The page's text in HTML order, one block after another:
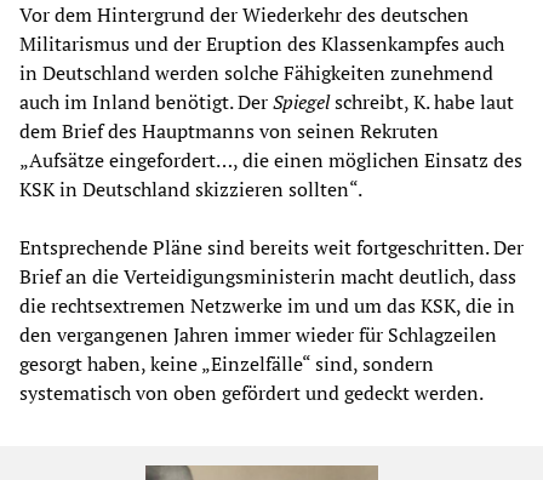
Vor dem Hintergrund der Wiederkehr des deutschen
Militarismus und der Eruption des Klassenkampfes auch
in Deutschland werden solche Fähigkeiten zunehmend
auch im Inland benötigt. DerSpiegelschreibt, K. habe laut
dem Brief des Hauptmanns von seinen Rekruten
„Aufsätze eingefordert…, die einen möglichen Einsatz des
KSK in Deutschland skizzieren sollten“.
Entsprechende Pläne sind bereits weit fortgeschritten. Der
Brief an die Verteidigungsministerin macht deutlich, dass
die rechtsextremen Netzwerke im und um das KSK, die in
den vergangenen Jahren immer wieder für Schlagzeilen
gesorgt haben, keine „Einzelfälle“ sind, sondern
systematisch von oben gefördert und gedeckt werden.